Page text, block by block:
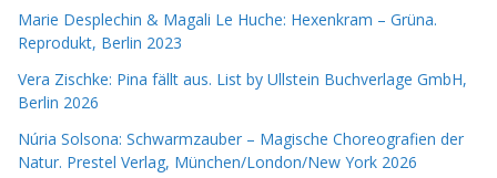
Marie Desplechin & Magali Le Huche: Hexenkram – Grüna.
Reprodukt, Berlin 2023
Vera Zischke: Pina fällt aus. List by Ullstein Buchverlage GmbH,
Berlin 2026
Núria Solsona: Schwarmzauber – Magische Choreografien der
Natur. Prestel Verlag, München/London/New York 2026